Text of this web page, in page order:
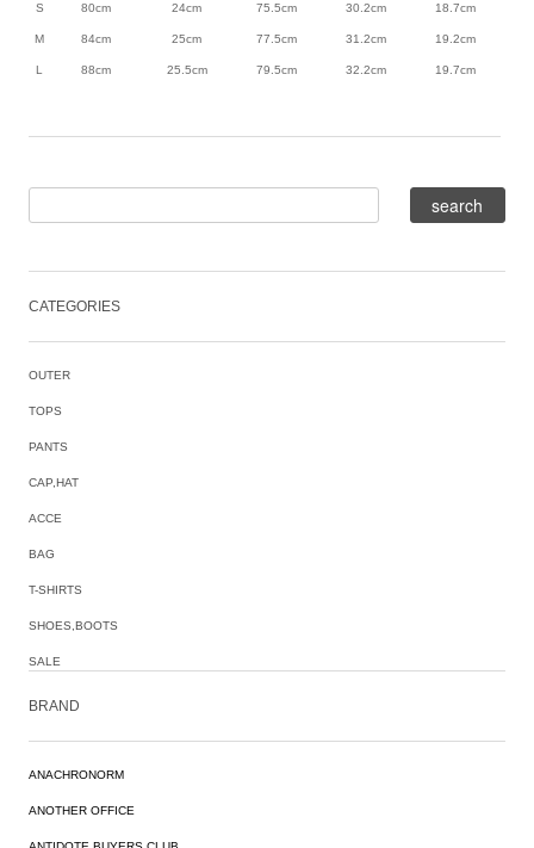
S 80cm 24cm 75.5cm 30.2cm 18.7cm
M 84cm 25cm 77.5cm 31.2cm 19.2cm
L 88cm 25.5cm 79.5cm 32.2cm 19.7cm
CATEGORIES
OUTER
TOPS
PANTS
CAP,HAT
ACCE
BAG
T-SHIRTS
SHOES,BOOTS
SALE
BRAND
ANACHRONORM
ANOTHER OFFICE